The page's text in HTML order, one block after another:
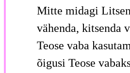
Mitte midagi
vähenda, kitsenda
Teose vaba
õigusi Teose